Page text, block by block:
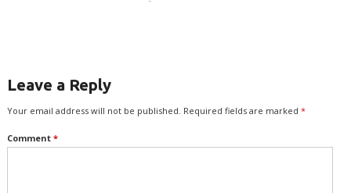
Leave a Reply
Your email address will not be published. Required fields are marked *
Comment *